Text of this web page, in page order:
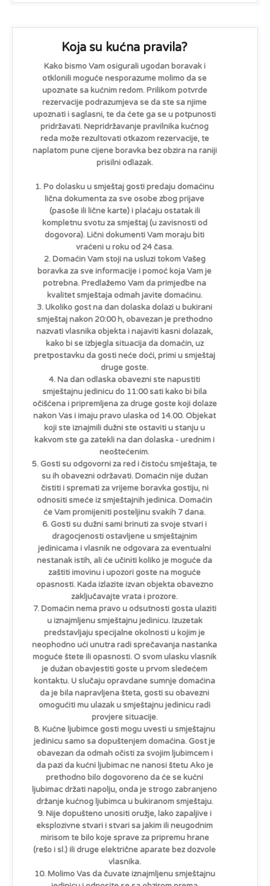
Koja su kućna pravila?
Kako bismo Vam osigurali ugodan boravak i
otklonili moguće nesporazume molimo da se
upoznate sa kućnim redom. Prilikom potvrde
rezervacije podrazumjeva se da ste sa njime
upoznati i saglasni, te da ćete ga se u potpunosti
pridržavati. Nepridržavanje pravilnika kućnog
reda može rezultovati otkazom rezervacije, te
naplatom pune cijene boravka bez obzira na raniji
prisilni odlazak.
1. Po dolasku u smještaj gosti predaju domaćinu
lična dokumenta za sve osobe zbog prijave
(pasoše ili lične karte) i plaćaju ostatak ili
kompletnu svotu za smještaj (u zavisnosti od
dogovora). Lični dokumenti Vam moraju biti
vraćeni u roku od 24 časa.
2. Domaćin Vam stoji na usluzi tokom Vašeg
boravka za sve informacije i pomoć koja Vam je
potrebna. Predlažemo Vam da primjedbe na
kvalitet smještaja odmah javite domaćinu.
3. Ukoliko gost na dan dolaska dolazi u bukirani
smještaj nakon 20:00 h, obavezan je prethodno
nazvati vlasnika objekta i najaviti kasni dolazak,
kako bi se izbjegla situacija da domaćin, uz
pretpostavku da gosti neće doći, primi u smještaj
druge goste.
4. Na dan odlaska obavezni ste napustiti
smještajnu jedinicu do 11:00 sati kako bi bila
očišćena i pripremljena za druge goste koji dolaze
nakon Vas i imaju pravo ulaska od 14.00. Objekat
koji ste iznajmili dužni ste ostaviti u stanju u
kakvom ste ga zatekli na dan dolaska - urednim i
neoštećenim.
5. Gosti su odgovorni za red i čistoću smještaja, te
su ih obavezni održavati. Domaćin nije dužan
čistiti i spremati za vrijeme boravka gostiju, ni
odnositi smeće iz smještajnih jedinica. Domaćin
će Vam promijeniti posteljinu svakih 7 dana.
6. Gosti su dužni sami brinuti za svoje stvari i
dragocjenosti ostavljene u smještajnim
jedinicama i vlasnik ne odgovara za eventualni
nestanak istih, ali će učiniti koliko je moguće da
zaštiti imovinu i upozori goste na moguće
opasnosti. Kada izlazite izvan objekta obavezno
zaključavajte vrata i prozore.
7. Domaćin nema pravo u odsutnosti gosta ulaziti
u iznajmljenu smještajnu jedinicu. Izuzetak
predstavljaju specijalne okolnosti u kojim je
neophodno ući unutra radi sprečavanja nastanka
moguće štete ili opasnosti. O svom ulasku vlasnik
je dužan obavjestiti goste u prvom sledećem
kontaktu. U slučaju opravdane sumnje domaćina
da je bila napravljena šteta, gosti su obavezni
omogućiti mu ulazak u smještajnu jedinicu radi
provjere situacije.
8. Kućne ljubimce gosti mogu uvesti u smještajnu
jedinicu samo sa dopuštenjem domaćina. Gost je
obavezan da odmah očisti za svojim ljubimcem i
da pazi da kućni ljubimac ne nanosi štetu Ako je
prethodno bilo dogovoreno da će se kućni
ljubimac držati napolju, onda je strogo zabranjeno
držanje kućnog ljubimca u bukiranom smještaju.
9. Nije dopušteno unositi oružje, lako zapaljive i
eksplozivne stvari i stvari sa jakim ili neugodnim
mirisom te bilo koje sprave za pripremu hrane
(rešo i sl.) ili druge električne aparate bez dozvole
vlasnika.
10. Molimo Vas da čuvate iznajmljenu smještajnu